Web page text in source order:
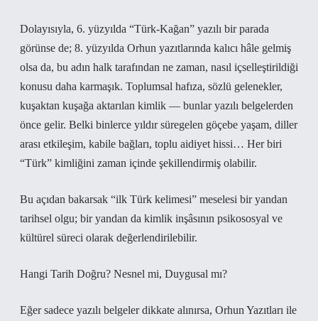
Dolayısıyla, 6. yüzyılda “Türk‑Kağan” yazılı bir parada
görünse de; 8. yüzyılda Orhun yazıtlarında kalıcı hâle gelmiş
olsa da, bu adın halk tarafından ne zaman, nasıl içselleştirildiği
konusu daha karmaşık. Toplumsal hafıza, sözlü gelenekler,
kuşaktan kuşağa aktarılan kimlik — bunlar yazılı belgelerden
önce gelir. Belki binlerce yıldır süregelen göçebe yaşam, diller
arası etkileşim, kabile bağları, toplu aidiyet hissi… Her biri
“Türk” kimliğini zaman içinde şekillendirmiş olabilir.
Bu açıdan bakarsak “ilk Türk kelimesi” meselesi bir yandan
tarihsel olgu; bir yandan da kimlik inşâsının psikososyal ve
kültürel süreci olarak değerlendirilebilir.
Hangi Tarih Doğru? Nesnel mi, Duygusal mı?
Eğer sadece yazılı belgeler dikkate alınırsa, Orhun Yazıtları ile